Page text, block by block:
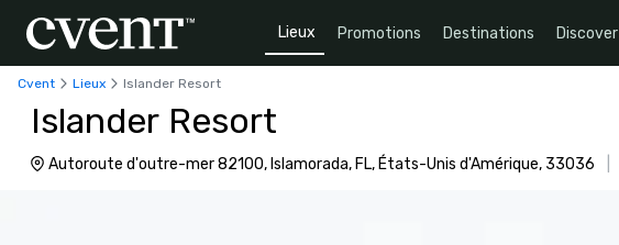
Lieux Promotions Destinations Discover
Cvent Lieux Islander Resort
Islander Resort
Autoroute d'outre-mer 82100, Islamorada, FL, États-Unis d'Amérique, 33036